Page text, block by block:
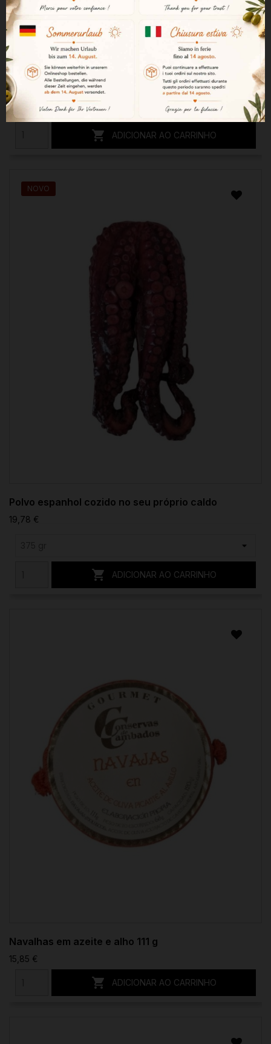
Barriga de atum em azeite La Brujula n.º 63. 266 g
19,11 €
 ADICIONAR AO CARRINHO
NOVO
Polvo espanhol cozido no seu próprio caldo
19,78 €
 ADICIONAR AO CARRINHO
Navalhas em azeite e alho 111 g
15,85 €
 ADICIONAR AO CARRINHO